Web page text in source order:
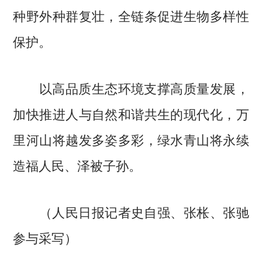
种野外种群复壮，全链条促进生物多样性
保护。
以高品质生态环境支撑高质量发展，
加快推进人与自然和谐共生的现代化，万
里河山将越发多姿多彩，绿水青山将永续
造福人民、泽被子孙。
（人民日报记者史自强、张枨、张驰
参与采写）